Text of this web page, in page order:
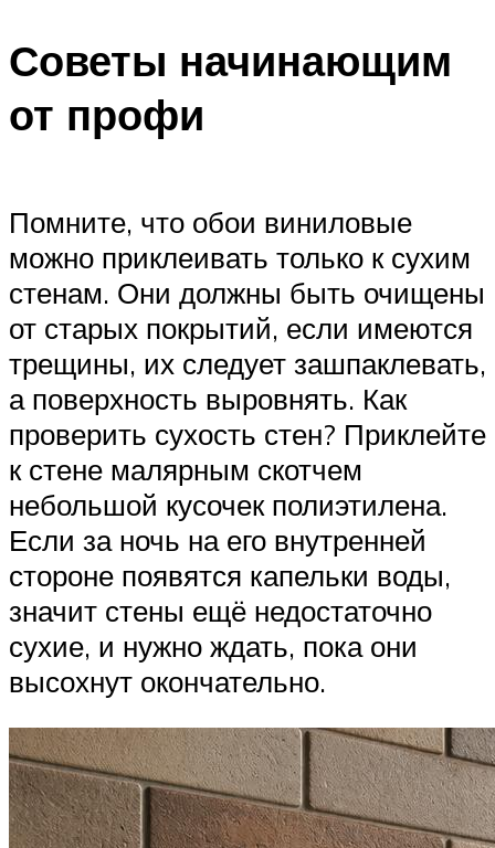
Советы начинающим
от профи
Помните, что обои виниловые
можно приклеивать только к сухим
стенам. Они должны быть очищены
от старых покрытий, если имеются
трещины, их следует зашпаклевать,
а поверхность выровнять. Как
проверить сухость стен? Приклейте
к стене малярным скотчем
небольшой кусочек полиэтилена.
Если за ночь на его внутренней
стороне появятся капельки воды,
значит стены ещё недостаточно
сухие, и нужно ждать, пока они
высохнут окончательно.